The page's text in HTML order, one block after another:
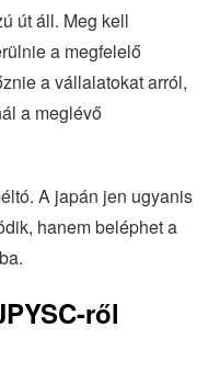
út áll. Meg kell
a megfelelő
a vállalatokat arról,
a meglévő
A japán jen ugyanis
hanem beléphet a
ről